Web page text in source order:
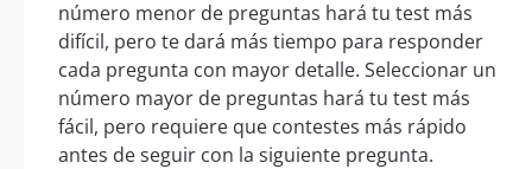
número menor de preguntas hará tu test más
difícil, pero te dará más tiempo para responder
cada pregunta con mayor detalle. Seleccionar un
número mayor de preguntas hará tu test más
fácil, pero requiere que contestes más rápido
antes de seguir con la siguiente pregunta.